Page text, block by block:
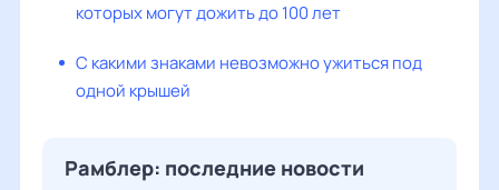
которых могут дожить до 100 лет
С какими знаками невозможно ужиться под
одной крышей
Рамблер: последние новости